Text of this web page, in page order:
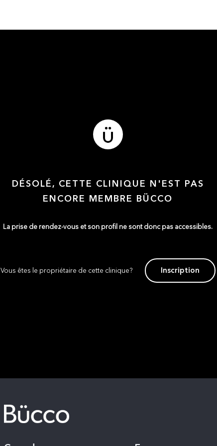
DÉSOLÉ, CETTE CLINIQUE N'EST PAS
ENCORE MEMBRE BÜCCO
La prise de rendez-vous et son profil ne sont donc pas accessibles.
Vous êtes le propriétaire de cette clinique? Inscription